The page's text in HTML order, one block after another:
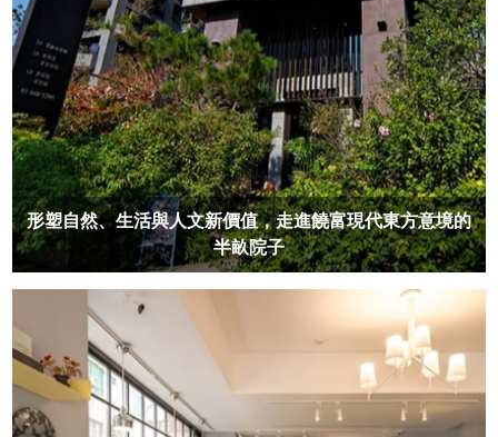
形塑自然、生活與人文新價值，走進饒富現代東方意境的
半畝院子